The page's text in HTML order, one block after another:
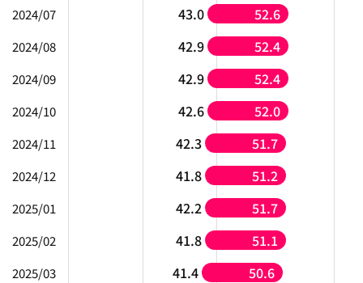
2024/07 43.0 52.6
2024/08 42.9 52.4
2024/09 42.9 52.4
2024/10 42.6 52.0
2024/11 42.3 51.7
2024/12 41.8 51.2
2025/01 42.2 51.7
2025/02 41.8 51.1
2025/03 41.4 50.6